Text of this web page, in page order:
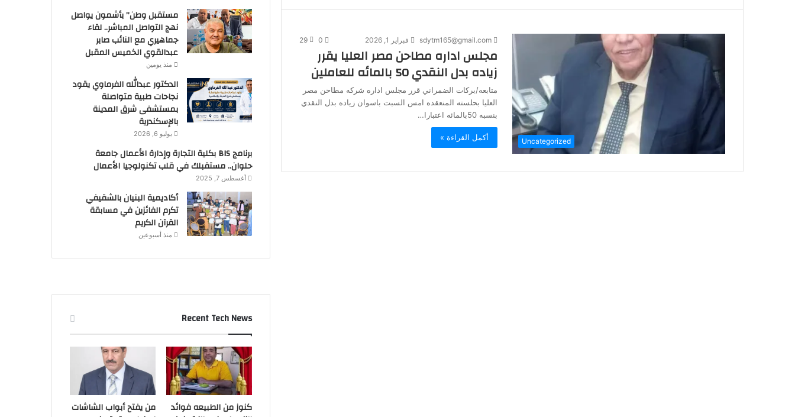
Uncategorized
sdytm165@gmail.com فبراير 1, 2026 0
29
مجلس اداره مطاحن مصر العليا يقرر
زياده بدل النقدي 50 بالمائه للعاملين
متابعه/بركات الضمراني قرر مجلس اداره شركه مطاحن مصر
العليا بحلسته المنعقده امس السبت باسوان زياده بدل النقدي
بنسبه 50بالمائه اعتبارا…
أكمل القراءة »
مستقبل وطن” بأشمون يواصل
نهج التواصل المباشر.. لقاء
جماهيري مع النائب صابر
عبدالقوي الخميس المقبل
منذ يومين
الدكتور عبدالله الفرماوي يقود
نجاحات طبية متواصلة
بمستشفى شرق المدينة
بالإسكندرية
يوليو 6, 2026
برنامج BIS بكلية التجارة وإدارة الأعمال جامعة
حلوان.. مستقبلك في قلب تكنولوجيا الأعمال
أغسطس 7, 2025
أكاديمية البنيان بالشقيفي
تكرم الفائزين في مسابقة
القرآن الكريم
منذ أسبوعين
Recent Tech News
كنوز من الطبيعه فوائد
من يفتح أبواب الشاشات